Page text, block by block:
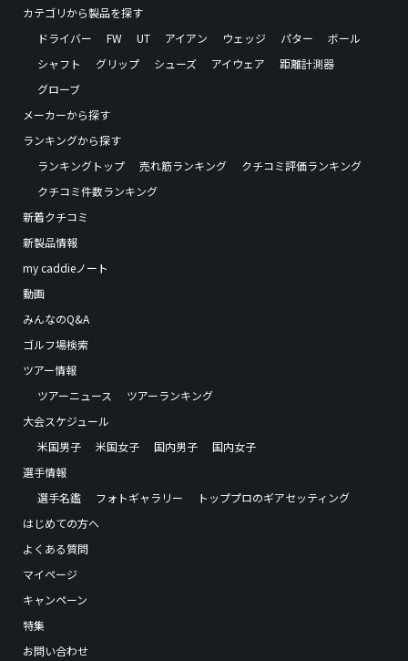
カテゴリから製品を探す
ドライバー
FW UT アイアン ウェッジ パター
ボール
シャフト
グリップ シューズ アイウェア
距離計測器
グローブ
メーカーから探す
ランキングから探す
ランキングトップ
売れ筋ランキング
クチコミ評価ランキング
クチコミ件数ランキング
新着クチコミ
新製品情報
my caddieノート
動画
みんなのQ&A
ゴルフ場検索
ツアー情報
ツアーニュース
ツアーランキング
大会スケジュール
米国男子
米国女子 国内男子
国内女子
選手情報
選手名鑑
フォトギャラリー
トッププロのギアセッティング
はじめての方へ
よくある質問
マイページ
キャンペーン
特集
お問い合わせ